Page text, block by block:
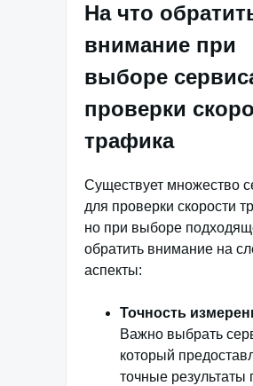
На что
внимание при
выборе
проверки
трафика
Существует множество
для проверки скорости
но при выборе
обратить внимание на
аспекты:
Точность
Важно выбрать
который
точные результаты